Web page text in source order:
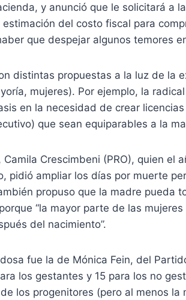
y anunció que le solicitará a
estimación del costo fiscal para
que despejar algunos temores
distintas propuestas a la luz de la
mujeres). Por ejemplo, la
en la necesidad de crear
que sean equiparables a la
Crescimbeni (PRO), quien el
pidió ampliar los días por muerte
propuso que la madre pueda
“la mayor parte de las
del nacimiento”.
fue la de Mónica Fein, del
los gestantes y 15 para los no
los progenitores (pero al menos la